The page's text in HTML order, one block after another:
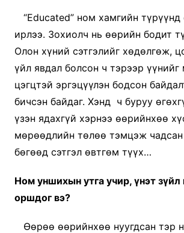
“Educated” ном хамгийн
ирлээ. Зохиолч нь өөрийн бодит
Олон хүний сэтгэлийг хөдөлгөж,
үйл явдал болсон ч тэрээр
цэгцтэй эргэцүүлэн бодсон
бичсэн байдаг. Хэнд ч буруу
үзэн ядахгүй хэрнээ өөрийнхөө
мөрөөдлийн төлөө тэмцэж чадсан
бөгөөд сэтгэл өвтгөм түүх…
Ном уншихын утга учир, үнэт зүйл
оршдог вэ?
Өөрөө өөрийнхөө нуугдсан тэр